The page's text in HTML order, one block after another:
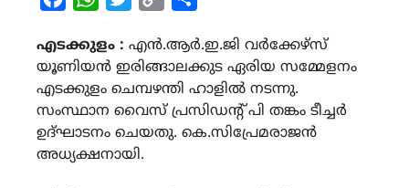
എടക്കുളം : എൻ.ആർ.ഇ.ജി വർക്കേഴ്സ്
യൂണിയൻ ഇരിങ്ങാലക്കുട ഏരിയ സമ്മേളനം
എടക്കുളം ചെമ്പഴന്തി ഹാളിൽ നടന്നു.
സംസ്ഥാന വൈസ് പ്രസിഡന്റ് പി തങ്കം ടീച്ചർ
ഉദ്ഘാടനം ചെയതു. കെ.സിപ്രേമരാജൻ
അധ്യക്ഷനായി.